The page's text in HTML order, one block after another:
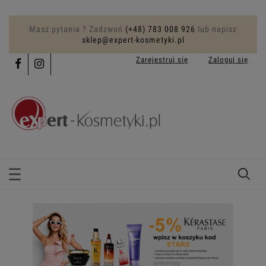
Masz pytania ? Zadzwoń (+48) 783 008 926 lub napisz
sklep@expert-kosmetyki.pl
Zarejestruj się Zaloguj się